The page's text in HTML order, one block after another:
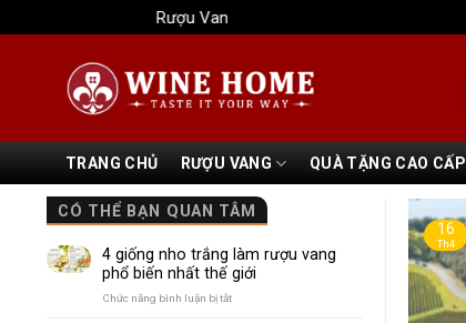
qua
Rượu Vang Wine Home
TRANG CHỦ RƯỢU VANG QUÀ TẶNG CAO CẤP
CÓ THỂ BẠN QUAN TÂM
4 giống nho trắng làm rượu vang
phổ biến nhất thế giới
Chức năng bình luận bị tắtở
16
Th4